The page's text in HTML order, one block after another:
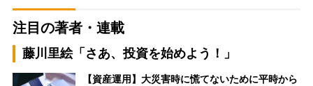
注目の著者・連載
藤川里絵「さあ、投資を始めよう！」
【資産運用】大災害時に慌てないために平時から